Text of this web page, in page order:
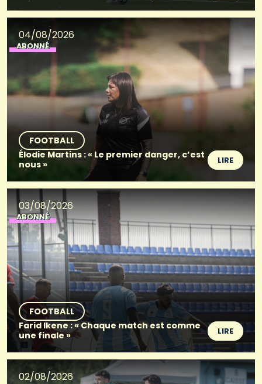
04/08/2026
ABONNÉ
FOOTBALL
Élodie Martins : « Le premier danger, c’est
nous »
LIRE
03/08/2026
ABONNÉ
FOOTBALL
Farid Ikene : « Chaque match est comme
une finale »
LIRE
02/08/2026